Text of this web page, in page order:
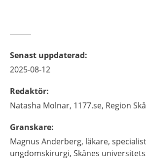
Senast uppdaterad:
2025-08-12
Redaktör:
Natasha Molnar, 1177.se, Region
Granskare:
Magnus Anderberg, läkare,
ungdomskirurgi, Skånes